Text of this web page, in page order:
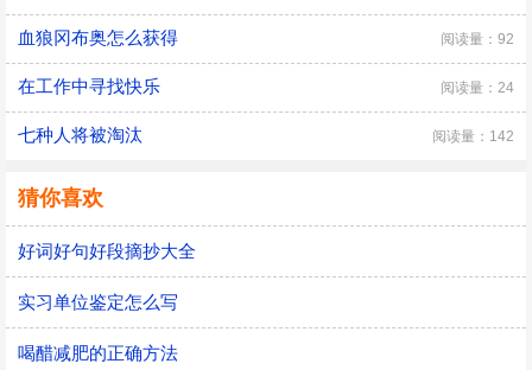
血狼冈布奥怎么获得 阅读量：92
在工作中寻找快乐 阅读量：24
七种人将被淘汰 阅读量：142
猜你喜欢
好词好句好段摘抄大全
实习单位鉴定怎么写
喝醋减肥的正确方法